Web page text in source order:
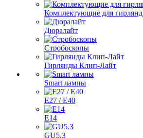
Комплектующие для гирлянд
Дюралайт
Стробоскопы
Гирлянды Клип-Лайт
Smart лампы
E27 / E40
E14
GU5.3